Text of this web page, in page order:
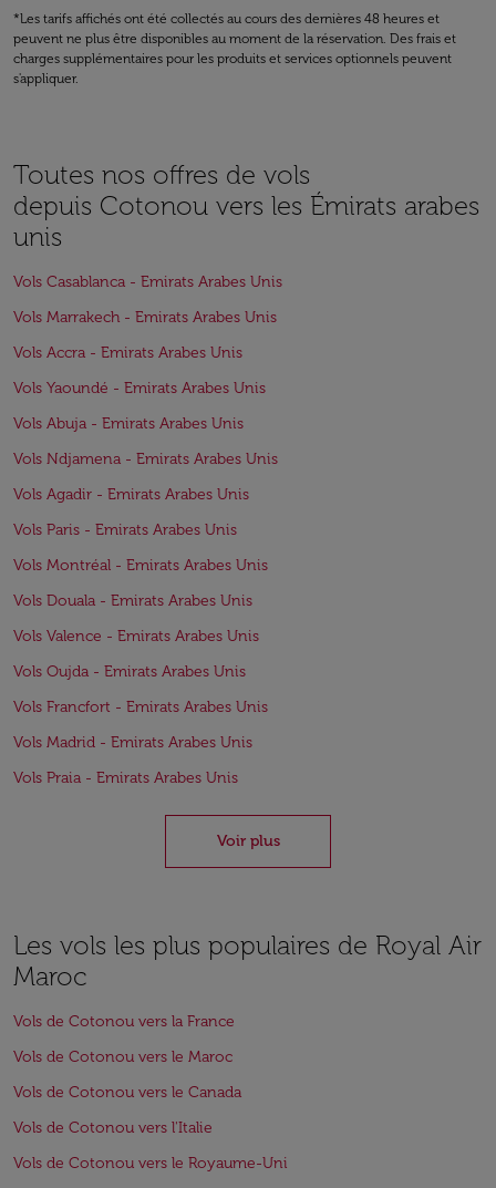
*Les tarifs affichés ont été collectés au cours des dernières 48 heures et
peuvent ne plus être disponibles au moment de la réservation. Des frais et
charges supplémentaires pour les produits et services optionnels peuvent
s'appliquer.
Toutes nos offres de vols
depuis Cotonou vers les Émirats arabes
unis
Vols Casablanca - Emirats Arabes Unis
Vols Marrakech - Emirats Arabes Unis
Vols Accra - Emirats Arabes Unis
Vols Yaoundé - Emirats Arabes Unis
Vols Abuja - Emirats Arabes Unis
Vols Ndjamena - Emirats Arabes Unis
Vols Agadir - Emirats Arabes Unis
Vols Paris - Emirats Arabes Unis
Vols Montréal - Emirats Arabes Unis
Vols Douala - Emirats Arabes Unis
Vols Valence - Emirats Arabes Unis
Vols Oujda - Emirats Arabes Unis
Vols Francfort - Emirats Arabes Unis
Vols Madrid - Emirats Arabes Unis
Vols Praia - Emirats Arabes Unis
Voir plus
Les vols les plus populaires de Royal Air
Maroc
Vols de Cotonou vers la France
Vols de Cotonou vers le Maroc
Vols de Cotonou vers le Canada
Vols de Cotonou vers l'Italie
Vols de Cotonou vers le Royaume-Uni